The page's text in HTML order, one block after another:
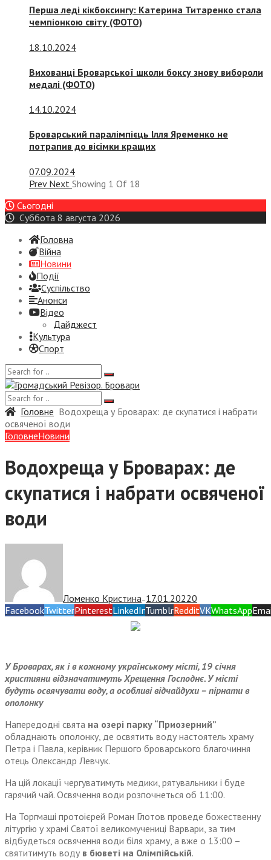
Перша леді кікбоксингу: Катерина Титаренко стала
чемпіонкою світу (ФОТО)
18.10.2024
Вихованці Броварської школи боксу знову вибороли
медалі (ФОТО)
14.10.2024
Броварський паралімпієць Ілля Яременко не
потрапив до вісімки кращих
07.09.2024
Prev Next Showing 1 Of 18
Сьогодні
Суббота 8 августа 2026
Головна
Війна
Новини
Події
Суспiльство
Анонси
Відео
Дайджест
Культура
Спорт
Головне Водохреща у Броварах: де скупатися і набрати
освяченої води
ГоловнеНовини
Водохреща у Броварах: де
скупатися і набрати освяченої
води
Ломенко Кристина— 17.01.20220
FacebookTwitterPinterestLinkedInTumblrRedditVKWhatsApp
У Броварах, як і в кожному українському місті, 19 січня
християни відзначатимуть Хрещення Господнє. У місті
будуть освячувати воду, а особливі відчайдухи – пірнати в
ополонку
Напередодні свята на озері парку “Приозерний”
обладнають ополонку, де освятить воду настоятель храму
Петра і Павла, керівник Першого броварського благочиння
отець Олександр Левчук.
На цій локації чергуватимуть медики, рятувальники і буде
гарячий чай. Освячення води розпочнеться об 11:00.
На Торгмаші протоієрей Роман Глотов проведе божественну
літургію у храмі Святої великомучениці Варвари, за тим
відбудеться освячення води біля храму, а вже о 13:00 –
святитимуть воду в бюветі на Олімпійській.